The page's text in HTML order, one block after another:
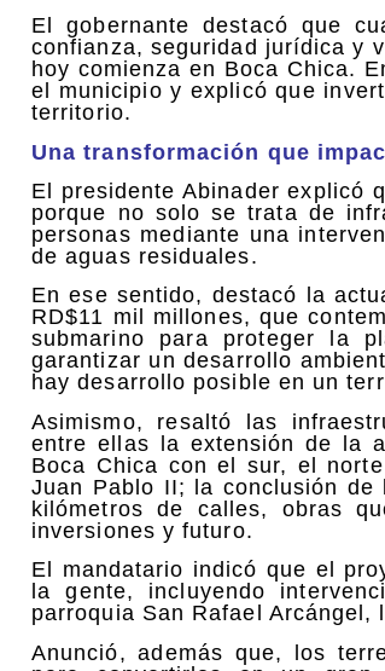
El gobernante destacó que
confianza, seguridad jurídica y
hoy comienza en Boca Chica.
el municipio y explicó que
territorio.
Una transformación que
El presidente Abinader explicó
porque no solo se trata de
personas mediante una
de aguas residuales.
En ese sentido, destacó la
RD$11 mil millones, que
submarino para proteger la
garantizar un desarrollo
hay desarrollo posible en un
Asimismo, resaltó las
entre ellas la extensión de la
Boca Chica con el sur, el
Juan Pablo II; la conclusión
kilómetros de calles, obras
inversiones y futuro.
El mandatario indicó que el
la gente, incluyendo
parroquia San Rafael
Anunció, además que, los